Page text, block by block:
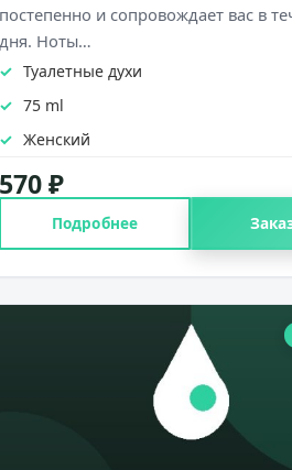
постепенно и сопровождает вас в
дня. Ноты…
Туалетные духи
75 ml
Женский
570 ₽
Подробнее